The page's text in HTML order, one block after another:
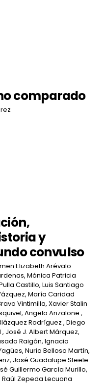
comparado
y
convulso
Elizabeth Arévalo
Mónica Patricia
Castillo, Luis Santiago
María Caridad
Vintimilla, Xavier Stalin
Angelo Anzalone ,
Rodríguez , Diego
José J. Albert Márquez,
Raigón, Ignacio
Nuria Belloso Martín,
José Guadalupe Steele
Guillermo García Murillo,
Zepeda Lecuona